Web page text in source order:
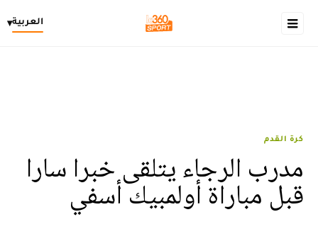
العربية▾
كرة القدم
مدرب الرجاء يتلقى خبرا سارا
قبل مباراة أولمبيك أسفي